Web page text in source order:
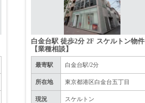
白金台駅 徒歩2分 2F スケルトン物件
【業種相談】
最寄駅 白金台駅/2分
所在地 東京都港区白金台五丁目
現況 スケルトン